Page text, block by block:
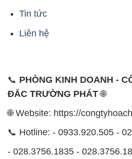
Tin tức
Liên hệ
📞 PHÒNG KINH DOANH -
ĐẮC TRƯỜNG PHÁT🌐
🌐 Website: https://
📞 Hotline: - 0933.920.505 -
- 028.3756.1835 -